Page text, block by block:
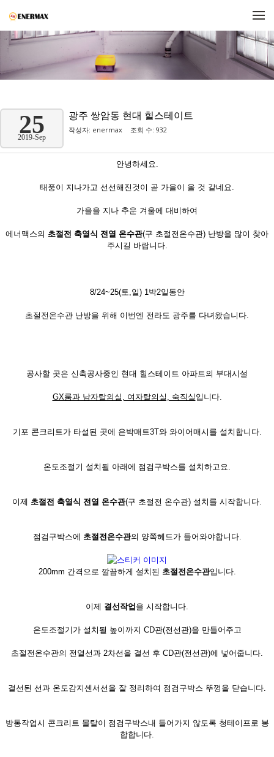
25
2019-Sep
광주 쌍암동 현대 힐스테이트
작성자: enermax 조회 수: 932
안녕하세요.
태풍이 지나가고 선선해진것이 곧 가을이 올 것 같네요.
가을을 지나 추운 겨울에 대비하여
에너맥스의 초절전 축열식 전열 온수관(구 초절전온수관) 난방을 많이 찾아
주시길 바랍니다.
8/24~25(토,일) 1박2일동안
초절전온수관 난방을 위해 이번엔 전라도 광주를 다녀왔습니다.
공사할 곳은 신축공사중인 현대 힐스테이트 아파트의 부대시설
GX룸과 남자탈의실, 여자탈의실, 숙직실 입니다.
기포 콘크리트가 타설된 곳에 은박매트3T와 와이어매시를 설치합니다.
온도조절기 설치될 아래에 점검구박스를 설치하고요.
이제 초절전 축열식 전열 온수관(구 초절전 온수관) 설치를 시작합니다.
점검구박스에 초절전온수관의 양쪽헤드가 들어와야합니다.
200mm 간격으로 깔끔하게 설치된 초절전온수관입니다.
이제 결선작업 을 시작합니다.
온도조절기가 설치될 높이까지 CD관(전선관)을 만들어주고
초절전온수관의 전열선과 2차선을 결선 후 CD관(전선관)에 넣어줍니다.
결선된 선과 온도감지센서선을 잘 정리하여 점검구박스 뚜껑을 닫습니다.
방통작업시 콘크리트 몰탈이 점검구박스내 들어가지 않도록 청테이프로 봉
합합니다.